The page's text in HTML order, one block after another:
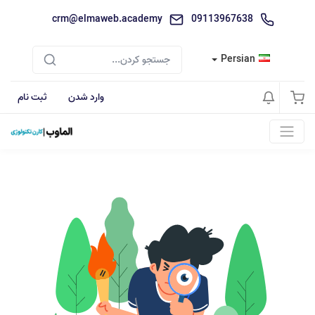
09113967638
crm@elmaweb.academy
Persian
وارد شدن ثبت نام